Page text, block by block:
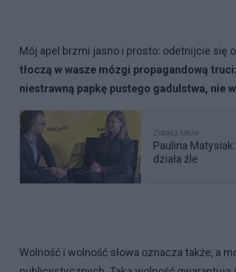
Mój apel brzmi jasno i prosto: odetnijcie się
tłoczą w wasze mózgi propagandową
niestrawną papkę pustego gadulstwa, nie
Zobacz także
Paulina
działa źle
Wolność i wolność słowa oznacza także, a